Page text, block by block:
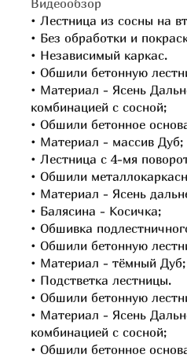
Видеообзор
Лестница из сосны на
Без обработки и
Независимый каркас.
Обшили бетонную
Материал - Ясень
комбинацией с сосной;
Обшили бетонное
Материал - массив Дуб;
Лестница с 4-мя
Обшили
Материал - Ясень
Балясина - Косичка;
Обшивка
Обшили бетонную
Материал - тёмный Дуб;
Подстветка лестницы.
Обшили бетонную
Материал - Ясень
комбинацией с сосной;
Обшили бетонное